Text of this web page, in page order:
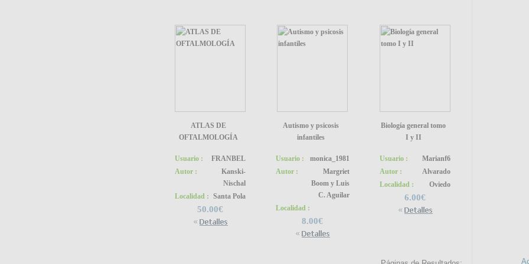
ATLAS DE
OFTALMOLOGÍA
Usuario :
FRANBEL
Autor :
Kanski-
Nischal
Localidad : Santa Pola
50.00€
Autismo y psicosis
infantiles
Usuario :
monica_1981
Autor :
Margriet
Boom y Luis
C. Aguilar
Localidad :
8.00€
Biología general tomo
I y II
Usuario :
Marianf6
Autor :
Alvarado
Localidad :
Oviedo
6.00€